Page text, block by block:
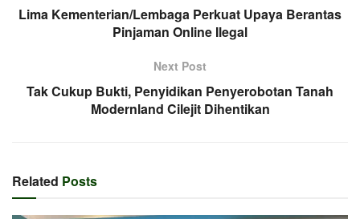
Lima Kementerian/Lembaga Perkuat Upaya Berantas
Pinjaman Online Ilegal
Next Post
Tak Cukup Bukti, Penyidikan Penyerobotan Tanah
Modernland Cilejit Dihentikan
Related Posts